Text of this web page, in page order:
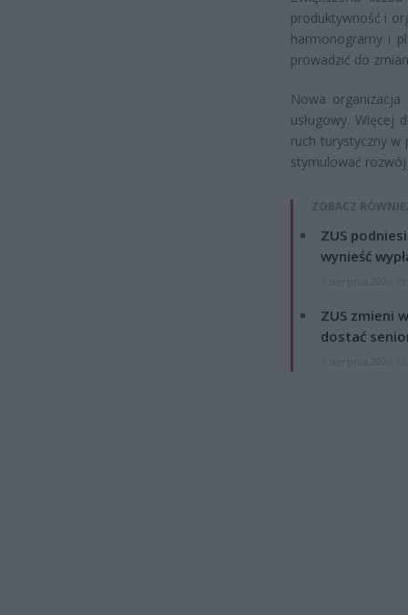
produktywność i
harmonogramy i
prowadzić do
Nowa
usługowy. Więcej
ruch turystyczny w
stymulować
ZOBACZ
ZUS
wynieść
ZUS zmieni
dostać